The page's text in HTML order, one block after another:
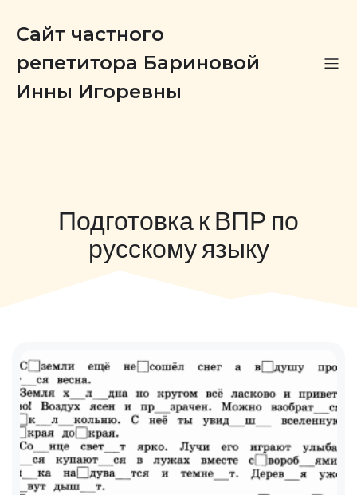
Сайт частного
репетитора Бариновой
Инны Игоревны
Подготовка к ВПР по
русскому языку